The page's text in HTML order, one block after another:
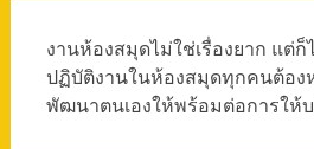
งานห้องสมุดไม่ใช่เรื่องยาก แต่
ปฏิบัติงานในห้องสมุดทุกคนต้อง
พัฒนาตนเองให้พร้อมต่อการให้